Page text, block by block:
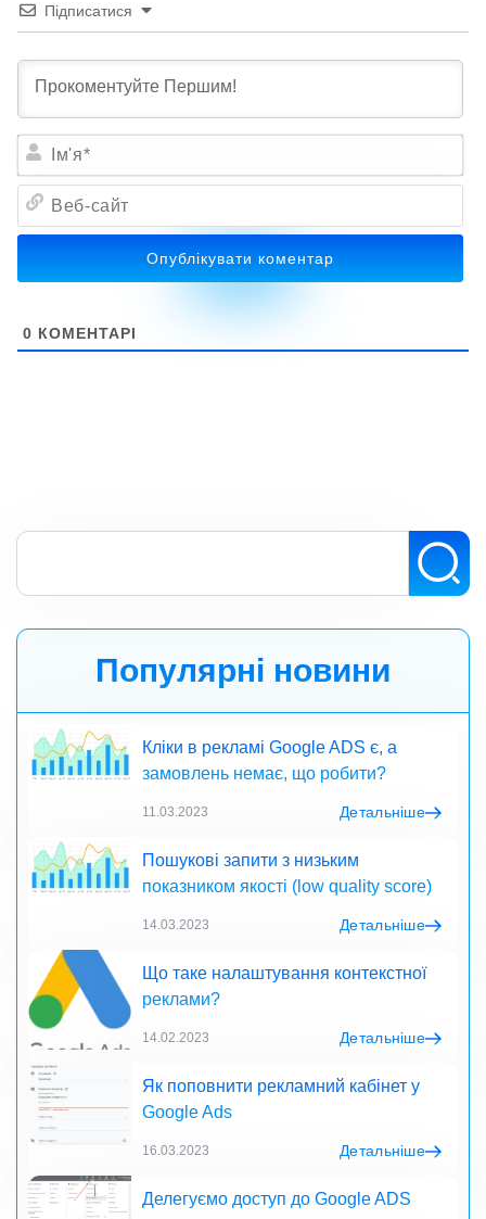
Підписатися
0 КОМЕНТАРІ
Популярні новини
Кліки в рекламі Google ADS є, а
замовлень немає, що робити?
11.03.2023 Детальніше
Пошукові запити з низьким
показником якості (low quality score)
14.03.2023 Детальніше
Що таке налаштування контекстної
реклами?
14.02.2023 Детальніше
Як поповнити рекламний кабінет у
Google Ads
16.03.2023 Детальніше
Делегуємо доступ до Google ADS